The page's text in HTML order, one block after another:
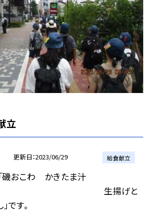
立
更新日 2023/06/29 給食献立
磯おこわ かきたま汁
げと
です。